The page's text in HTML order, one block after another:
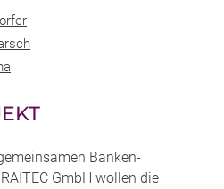
Banken-
GmbH wollen die